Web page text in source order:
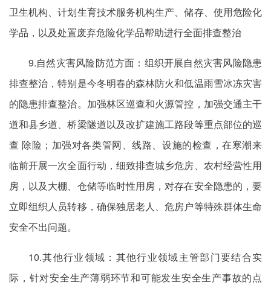
卫生机构、计划生育技术服务机构生产、储存、使用危险化
学品，以及处置废弃危险化学品帮助进行全面排查整治
9.自然灾害风险防范方面：组织开展自然灾害风险隐患
排查整治，特别是今冬明春的森林防火和低温雨雪冰冻灾害
的隐患排查整治。加强林区巡查和火源管控，加强交通主干
道和县乡道、桥梁隧道以及改扩建施工路段等重点部位的巡
查 除险；加强对各类管网、线路、设施的检查，在寒潮来
临前开展一次全面行动，细致排查城乡危房、农村经营性用
房，以及大棚、仓储等临时性用房，对存在安全隐患的，要
立即组织人员转移，确保独居老人、危房户等特殊群体生命
安全不出问题。
10.其他行业领域：其他行业领域主管部门要结合实
际，针对安全生产薄弱环节和可能发生安全生产事故的点